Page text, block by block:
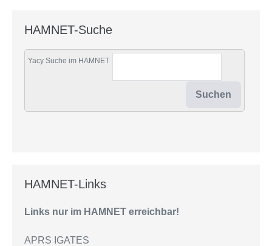
HAMNET-Suche
Yacy Suche im HAMNET
HAMNET-Links
Links nur im HAMNET erreichbar!
APRS IGATES